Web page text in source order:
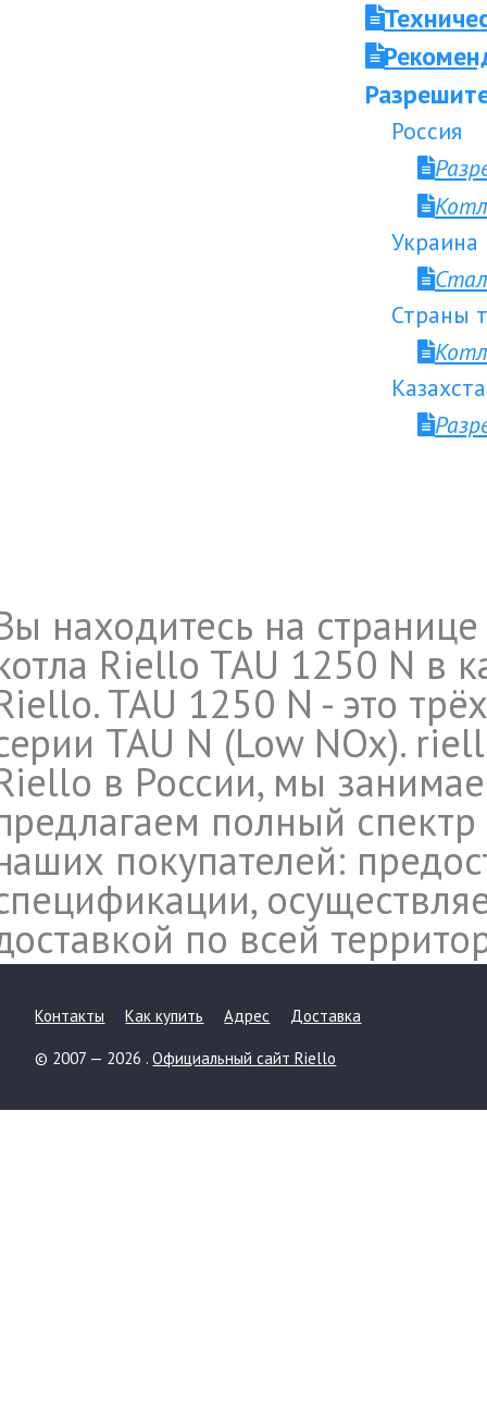
Россия
Украина
Страны
находитесь на
Riello TAU 1250 N в
TAU 1250 N - это
TAU N (Low NOx).
в России, мы
полный
покупателей:
по всей
Контакты Как купить Адрес Доставка
© 2007 — 2026 .Официальный сайт Riello